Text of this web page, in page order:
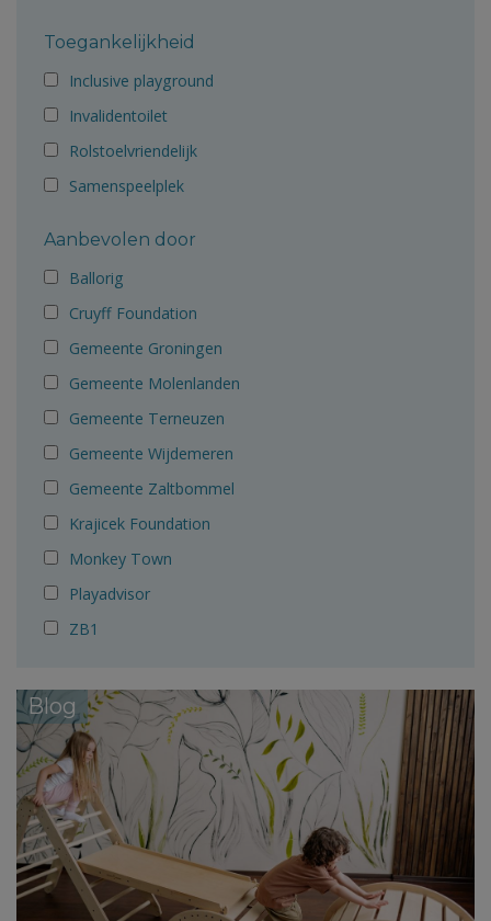
Toegankelijkheid
Inclusive playground
Invalidentoilet
Rolstoelvriendelijk
Samenspeelplek
Aanbevolen door
Ballorig
Cruyff Foundation
Gemeente Groningen
Gemeente Molenlanden
Gemeente Terneuzen
Gemeente Wijdemeren
Gemeente Zaltbommel
Krajicek Foundation
Monkey Town
Playadvisor
ZB1
Blog